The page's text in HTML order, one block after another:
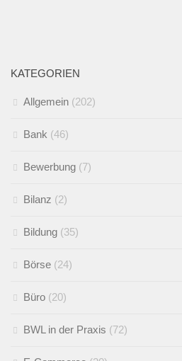
KATEGORIEN
Allgemein (202)
Bank (46)
Bewerbung (7)
Bilanz (2)
Bildung (35)
Börse (24)
Büro (20)
BWL in der Praxis (72)